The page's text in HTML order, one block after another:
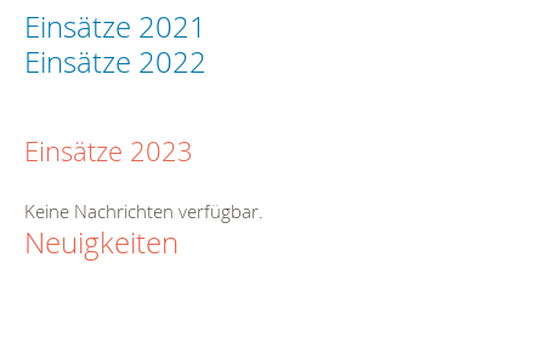
Einsätze 2021
Einsätze 2022
Einsätze 2023
Keine Nachrichten verfügbar.
Neuigkeiten